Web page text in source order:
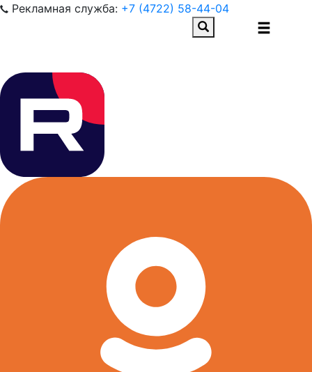
Рекламная служба: +7 (4722) 58-44-04